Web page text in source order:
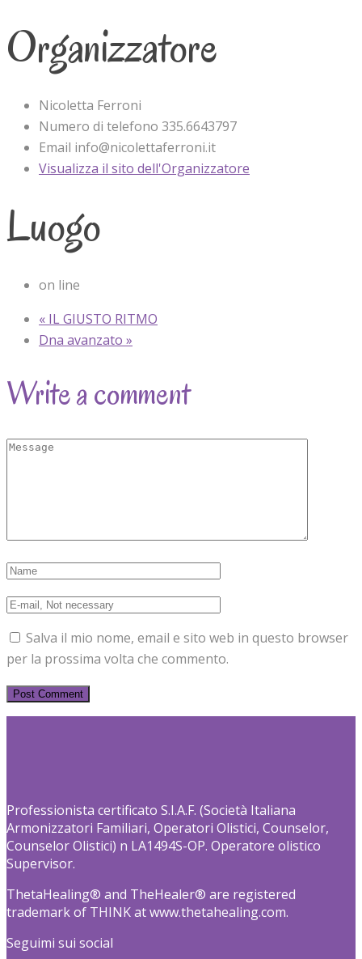
Organizzatore
Nicoletta Ferroni
Numero di telefono 335.6643797
Email info@nicolettaferroni.it
Visualizza il sito dell'Organizzatore
Luogo
on line
« IL GIUSTO RITMO
Dna avanzato »
Write a comment
Salva il mio nome, email e sito web in questo browser
per la prossima volta che commento.
Professionista certificato S.I.A.F. (Società Italiana
Armonizzatori Familiari, Operatori Olistici, Counselor,
Counselor Olistici) n LA1494S-OP. Operatore olistico
Supervisor.
ThetaHealing® and TheHealer® are registered
trademark of THINK at www.thetahealing.com.
Seguimi sui social